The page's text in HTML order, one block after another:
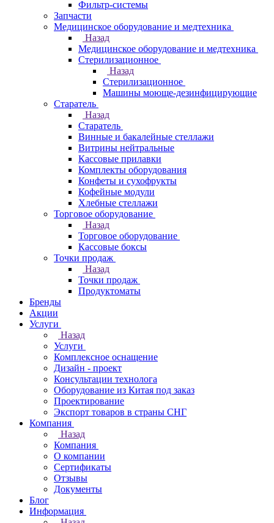
Фильтр-системы
Запчасти
Медицинское оборудование и медтехника
Назад
Медицинское оборудование и медтехника
Стерилизационное
Назад
Стерилизационное
Машины моюще-дезинфицирующие
Старатель
Назад
Старатель
Винные и бакалейные стеллажи
Витрины нейтральные
Кассовые прилавки
Комплекты оборудования
Конфеты и сухофрукты
Кофейные модули
Хлебные стеллажи
Торговое оборудование
Назад
Торговое оборудование
Кассовые боксы
Точки продаж
Назад
Точки продаж
Продуктоматы
Бренды
Акции
Услуги
Назад
Услуги
Комплексное оснащение
Дизайн - проект
Консультации технолога
Оборудование из Китая под заказ
Проектирование
Экспорт товаров в страны СНГ
Компания
Назад
Компания
О компании
Сертификаты
Отзывы
Документы
Блог
Информация